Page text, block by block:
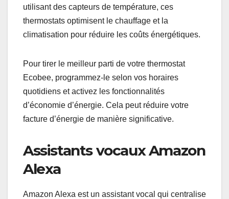
utilisant des capteurs de température, ces
thermostats optimisent le chauffage et la
climatisation pour réduire les coûts énergétiques.
Pour tirer le meilleur parti de votre thermostat
Ecobee, programmez-le selon vos horaires
quotidiens et activez les fonctionnalités
d’économie d’énergie. Cela peut réduire votre
facture d’énergie de manière significative.
Assistants vocaux Amazon
Alexa
Amazon Alexa est un assistant vocal qui centralise